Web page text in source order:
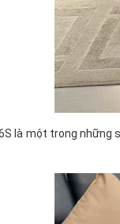
là một trong